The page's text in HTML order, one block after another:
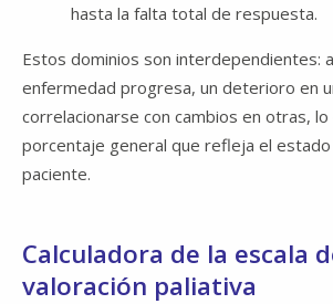
hasta la falta total de respuesta.
Estos dominios son interdependientes:
enfermedad progresa, un deterioro en
correlacionarse con cambios en otras,
porcentaje general que refleja el estado
paciente.
Calculadora de la escala
valoración paliativa